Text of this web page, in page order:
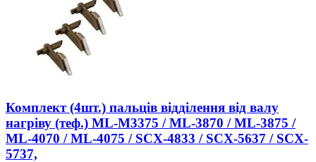
Комплект (4шт.) пальців відділення від валу
нагріву (теф.) ML-M3375 / ML-3870 / ML-3875 /
ML-4070 / ML-4075 / SCX-4833 / SCX-5637 / SCX-
5737,